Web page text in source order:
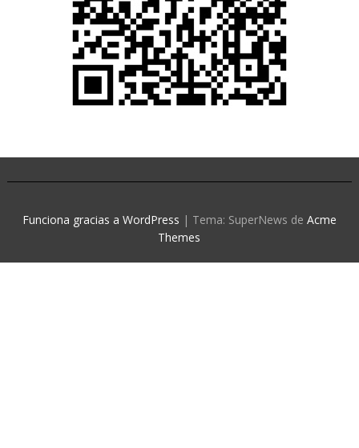
Funciona gracias a WordPress | Tema: SuperNews de Acme
Themes